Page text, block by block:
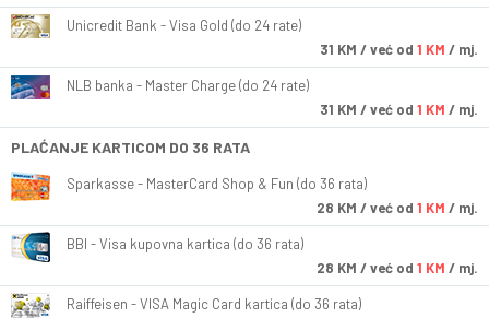
Unicredit Bank - Visa Gold (do 24 rate)
31 KM / već od 1 KM / mj.
NLB banka - Master Charge (do 24 rate)
31 KM / već od 1 KM / mj.
PLAĆANJE KARTICOM DO 36 RATA
Sparkasse - MasterCard Shop & Fun (do 36 rata)
28 KM / već od 1 KM / mj.
BBI - Visa kupovna kartica (do 36 rata)
28 KM / već od 1 KM / mj.
Raiffeisen - VISA Magic Card kartica (do 36 rata)